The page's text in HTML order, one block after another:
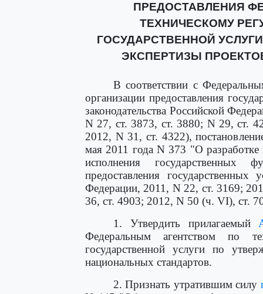
ПРЕДОСТАВЛЕНИЯ
ТЕХНИЧЕСКОМУ
ГОСУДАРСТВЕННОЙ
ЭКСПЕРТИЗЫ
В соответствии с
организации предоставления
законодательства Российской
N 27, ст. 3873, ст. 3880; N 29, ст.
2012, N 31, ст. 4322),
мая 2011 года N 373 "О разработке
исполнения государственных
предоставления государственных
Федерации, 2011, N 22, ст. 3169;
36, ст. 4903; 2012, N 50 (ч. VI), ст.
1. Утвердить прилагаемый
Федеральным агентством по
государственной услуги по
национальных стандартов.
2. Признать утратившим силу